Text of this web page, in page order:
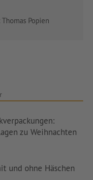
Popien
zu Weihnachten
und ohne Häschen